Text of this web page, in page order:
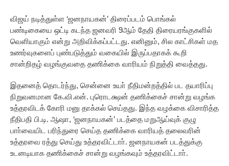
விஜய் நடித்துள்ள ‘ஜனநாயகன்’ திரைப்படம் பொங்கல்
பண்டிகையை ஒட்டி கடந்த ஜனவரி 9ஆம் தேதி திரையரங்குகளில்
வெளியாகும் என்று அறிவிக்கப்பட்டது. எனினும், சில காட்சிகள் மத
உணர்வுகளைப் புண்படுத்தும் வகையில் இருப்பதாகக் கூறி
சான்றிதழ் வழங்குவதை தணிக்கை வாரியம் நிறுத்தி வைத்தது.
இதனைத் தொடர்ந்து, சென்னை உயா் நீதிமன்றத்தில் பட தயாரிப்பு
நிறுவனமான கே.வி.என். புரொடக்ஷன் தணிக்கைச் சான்று வழங்க
உத்தரவிடக் கோரி மனு தாக்கல் செய்தது. இந்த வழக்கை விசாரித்த
நீதிபதி பி.டி. ஆஷா, ‘ஜனநாயகன்’ படத்தை மறுஆய்வுக் குழு
பாா்வையிட பரிந்துரை செய்த தணிக்கை வாரியத் தலைவரின்
உத்தரவை ரத்து செய்து உத்தரவிட்டாா். ஜனநாயகன் படத்துக்கு
உடனடியாக தணிக்கைச் சான்று வழங்கவும் உத்தரவிட்டாா்.